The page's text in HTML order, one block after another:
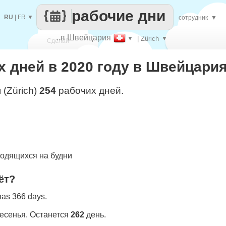
Сделай
каждый
..в Швейцария ▼ | Zürich ▼
рабочие дни
RU FR ▼ сотрудник ▼
дней в 2020 году в
254 рабочих дней.
на будни
366 days.
Останется 262 день.